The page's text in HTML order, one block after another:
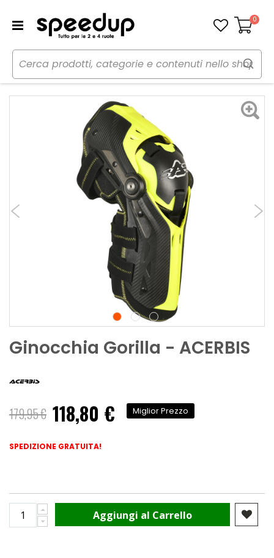
Carrello
0
Home Moto Abbigliamento moto
Protezioni
Ginocchia Gorilla - ACERBIS
Ginocchia Gorilla - ACERBIS
179,95 € Prezzo
speciale
118,80 € Miglior Prezzo
SPEDIZIONE GRATUITA!
Aggiungi al Carrello